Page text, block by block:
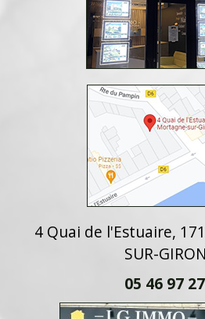
4 Quai de l'Estuaire,
SUR-
05 46 97